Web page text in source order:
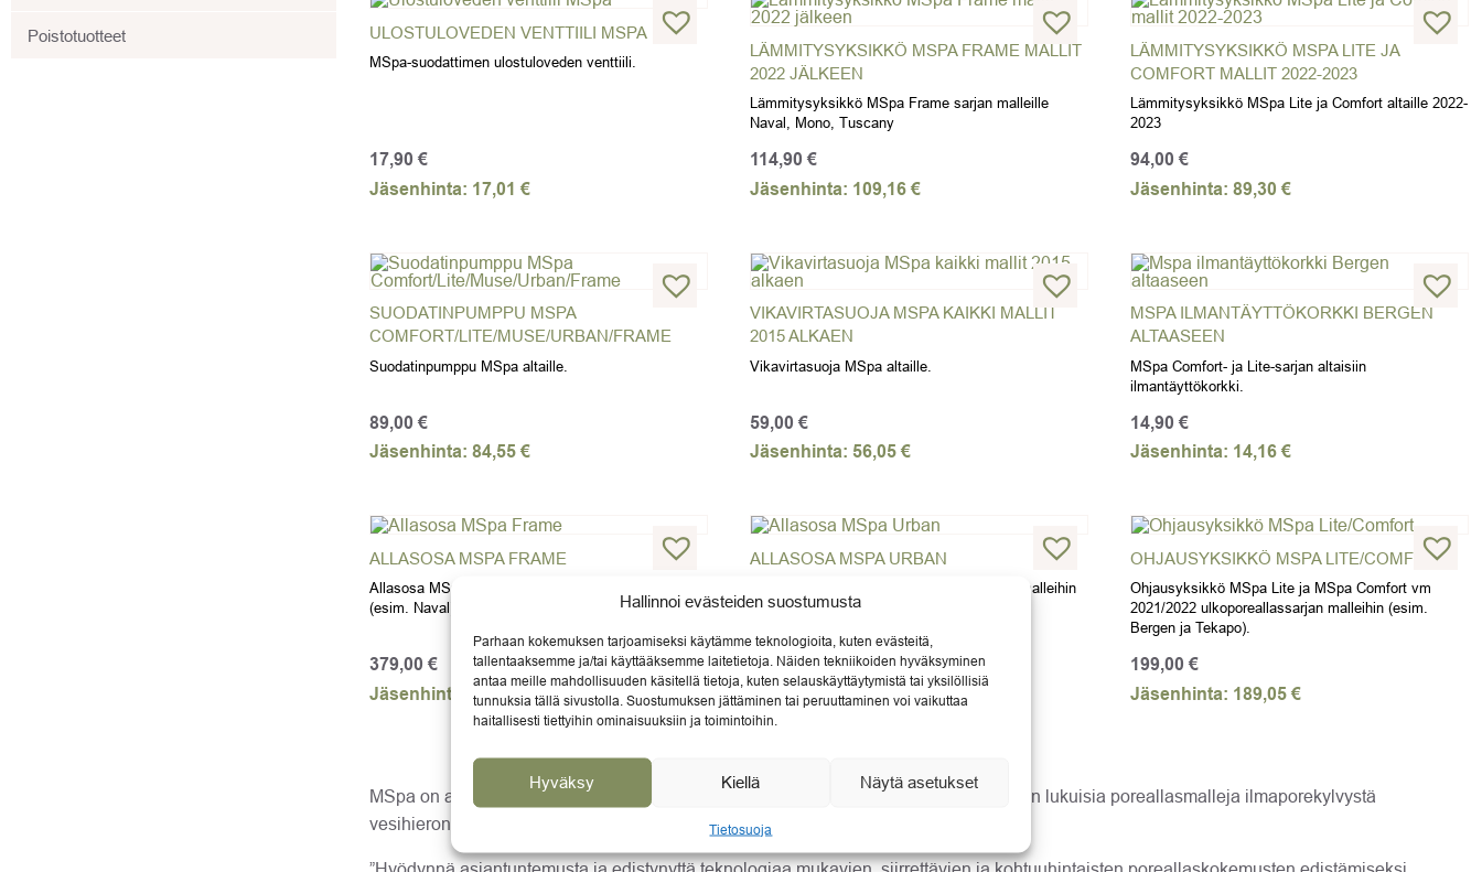
Hallinnoi evästeiden suostumusta
Parhaan kokemuksen tarjoamiseksi käytämme teknologioita, kuten evästeitä,
tallentaaksemme ja/tai käyttääksemme laitetietoja. Näiden tekniikoiden hyväksyminen
antaa meille mahdollisuuden käsitellä tietoja, kuten selauskäyttäytymistä tai yksilöllisiä
tunnuksia tällä sivustolla. Suostumuksen jättäminen tai peruuttaminen voi vaikuttaa
haitallisesti tiettyihin ominaisuuksiin ja toimintoihin.
Hyväksy Kiellä Näytä asetukset
Tietosuoja
Poistotuotteet ULOSTULOVEDEN VENTTIILI MSPA
MSpa-suodattimen ulostuloveden venttiili.
17,90 €
Jäsenhinta: 17,01 €
LÄMMITYSYKSIKKÖ MSPA FRAME MALLIT
2022 JÄLKEEN
Lämmitysyksikkö MSpa Frame sarjan malleille
Naval, Mono, Tuscany
114,90€
Jäsenhinta: 109,16€
LÄMMITYSYKSIKKÖ MSPA LITE JA
COMFORT MALLIT 2022-2023
Lämmitysyksikkö MSpa Lite ja Comfort altaille 2022-
2023
94,00€
Jäsenhinta:89,30€
SUODATINPUMPPU MSPA
COMFORT/LITE/MUSE/URBAN/FRAME
Suodatinpumppu MSpa altaille.
89,00 €
Jäsenhinta: 84,55 €
VIKAVIRTASUOJA MSPA KAIKKI MALLIT
2015 ALKAEN
Vikavirtasuoja MSpa altaille.
59,00€
Jäsenhinta: 56,05€
MSPA ILMANTÄYTTÖKORKKI BERGEN
ALTAASEEN
MSpa Comfort- ja Lite-sarjan altaisiin
ilmantäyttökorkki.
14,90€
Jäsenhinta: 14,16€
ALLASOSA MSPA FRAME
Allasosa MSpa Frame ulkoporeallassarjan malleihin
(esim. Naval).
379,00 €
Jäsenhinta: 360,05€
ALLASOSA MSPA URBAN
Allasosa MSpa Urban ulkoporeallassarjan malleihin
(esim. Vito).
299,00€
Jäsenhinta:284,05 €
OHJAUSYKSIKKÖ MSPA LITE/COMFORT
Ohjausyksikkö MSpa Lite ja MSpa Comfort vm
2021/2022 ulkoporeallassarjan malleihin (esim.
Bergen ja Tekapo).
199,00€
Jäsenhinta: 189,05€
MSpa on alan johtava siirrettävien ilmatäytteisten altaiden valmistaja. Valikoimassa on lukuisia poreallasmalleja ilmaporekylvystä
vesihierontaterapiaan.